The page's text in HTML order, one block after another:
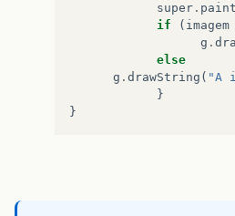
super .
if
( imagem
g .
else
g . drawString ( "A
}
}